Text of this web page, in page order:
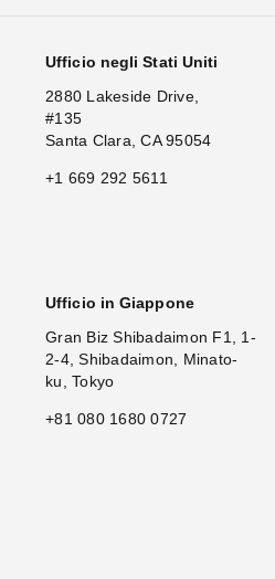
Ufficio negli Stati Uniti
2880 Lakeside Drive,
#135
Santa Clara, CA 95054
+1 669 292 5611
Ufficio in Giappone
Gran Biz Shibadaimon F1, 1-
2-4, Shibadaimon, Minato-
ku, Tokyo
+81 080 1680 0727